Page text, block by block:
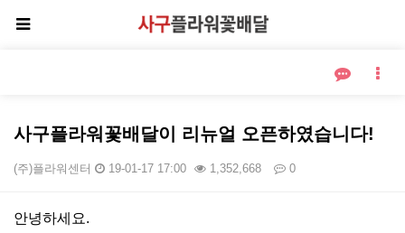
사구플라워꽃배달이 리뉴얼 오픈하였습니다!
(주)플라워센터 19-01-17 17:00 1,352,668 0
본문
안녕하세요.